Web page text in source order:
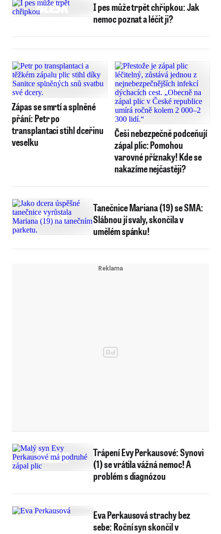
I pes může trpět chřipkou: Jak
nemoc poznat a léčit ji?
Zápas se smrtí a splněné
přání: Petr po
transplantaci stihl dceřinu
veselku
Češi nebezpečně podceňují
zápal plic: Pomohou
varovné příznaky! Kde se
nakazíme nejčastěji?
Tanečnice Mariana (19) se SMA:
Slábnou jí svaly, skončila v
umělém spánku!
Trápení Evy Perkausové: Synovi
(1) se vrátila vážná nemoc! A
problém s diagnózou
Eva Perkausová strachy bez
sebe: Roční syn skončil v